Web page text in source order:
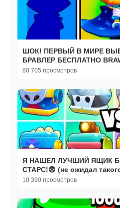
ШОК! ПЕРВЫЙ В МИРЕ
БРАВЛЕР БЕСПЛАТНО
80 705 просмотров
Я НАШЕЛ ЛУЧШИЙ ЯЩИК
СТАРС!😨 (не ожидал
10 390 просмотров